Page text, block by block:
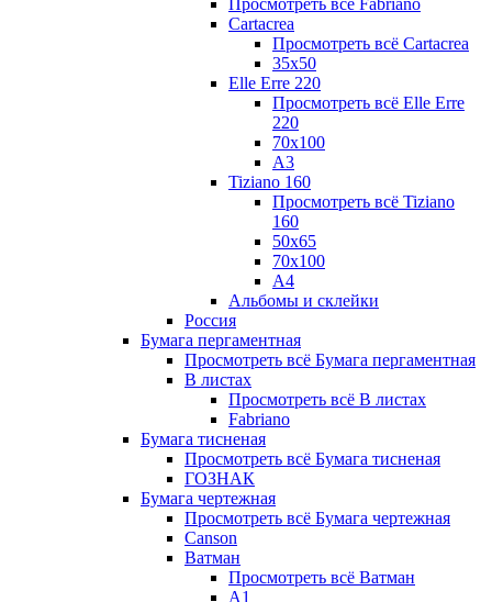
Просмотреть всё Fabriano
Cartacrea
Просмотреть всё Cartacrea
35х50
Elle Erre 220
Просмотреть всё Elle Erre
220
70х100
А3
Tiziano 160
Просмотреть всё Tiziano
160
50х65
70х100
А4
Альбомы и склейки
Россия
Бумага пергаментная
Просмотреть всё Бумага пергаментная
В листах
Просмотреть всё В листах
Fabriano
Бумага тисненая
Просмотреть всё Бумага тисненая
ГОЗНАК
Бумага чертежная
Просмотреть всё Бумага чертежная
Canson
Ватман
Просмотреть всё Ватман
А1